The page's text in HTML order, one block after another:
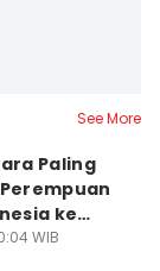
See More
Paling
ke
WIB